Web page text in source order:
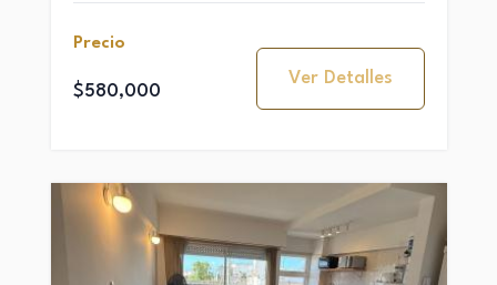
Precio
$580,000
Ver Detalles